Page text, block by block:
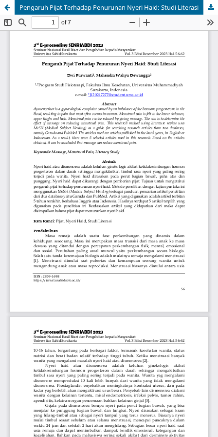
Pengaruh Pijat Terhadap Penurunan Nyeri Haid: Studi Literasi